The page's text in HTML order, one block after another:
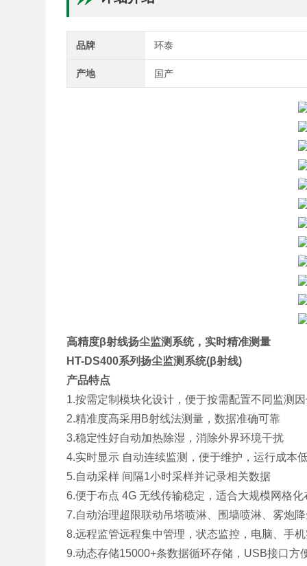
品牌 环泰
产地 国产
高精度β射线扬尘监测系统，实时精准测量
HT-DS400系列扬尘监测系统(β射线)
产品特点
1.按需定制模块化设计，便于按需配置不同监测
2.精准度高采用B射线法测量，数据准确可靠
3.稳定性好自动加热除湿，消除外界环境干扰
4.实时显示 自动连续监测，便于维护，运行成本
5.自动采样 间隔1小时采样并记录相关数据
6.便于布点 4G 无线传输稳定，适合大规模网格化
7.自动治理超限联动吊塔喷淋、围墙喷淋、雾炮
8.远程监管远程集中管理，状态监控，电脑、手
9.动态存储15000+条数据循环存储，USB接口方